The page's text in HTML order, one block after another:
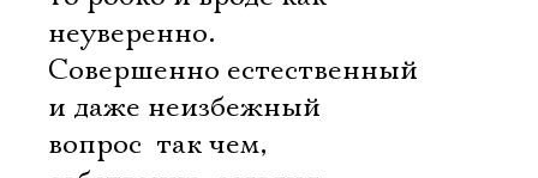
неуверенно.
Совершенно естественный
и даже неизбежный
вопрос  так чем,